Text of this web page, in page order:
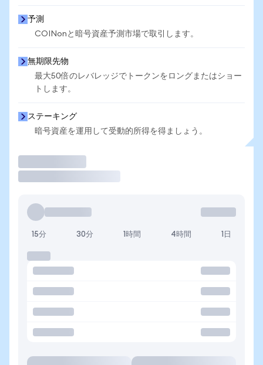
予測
COINonと暗号資産予測市場で取引します。
無期限先物
最大50倍のレバレッジでトークンをロングまたはショー
トします。
ステーキング
暗号資産を運用して受動的所得を得ましょう。
15分 30分 1時間 4時間 1日